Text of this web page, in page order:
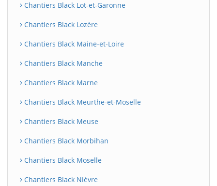
Chantiers Black Lot-et-Garonne
Chantiers Black Lozère
Chantiers Black Maine-et-Loire
Chantiers Black Manche
Chantiers Black Marne
Chantiers Black Meurthe-et-Moselle
Chantiers Black Meuse
Chantiers Black Morbihan
Chantiers Black Moselle
Chantiers Black Nièvre